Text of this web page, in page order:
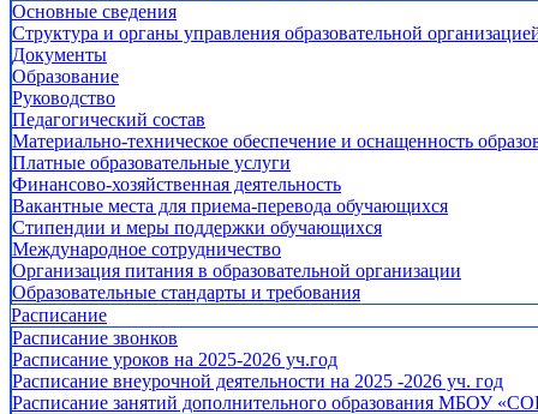
Основные сведения
Структура и органы управления образовательной
Документы
Образование
Руководство
Педагогический состав
Материально-техническое обеспечение и оснащенность
Платные образовательные услуги
Финансово-хозяйственная деятельность
Вакантные места для приема-перевода обучающихся
Стипендии и меры поддержки обучающихся
Международное сотрудничество
Организация питания в образовательной организации
Образовательные стандарты и требования
Расписание
Расписание звонков
Расписание уроков на 2025-2026 уч.год
Расписание внеурочной деятельности на 2025 -2026 уч. год
Расписание занятий дополнительного образования МБОУ